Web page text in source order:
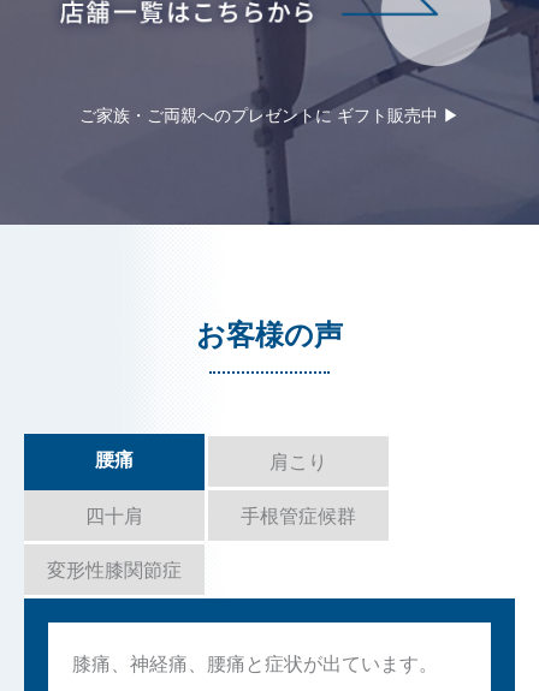
ご家族・ご両親へのプレゼントに ギフト販売中 ▶︎
お客様の声
腰痛 肩こり
四十肩 手根管症候群
変形性膝関節症
膝痛、神経痛、腰痛と症状が出ています。